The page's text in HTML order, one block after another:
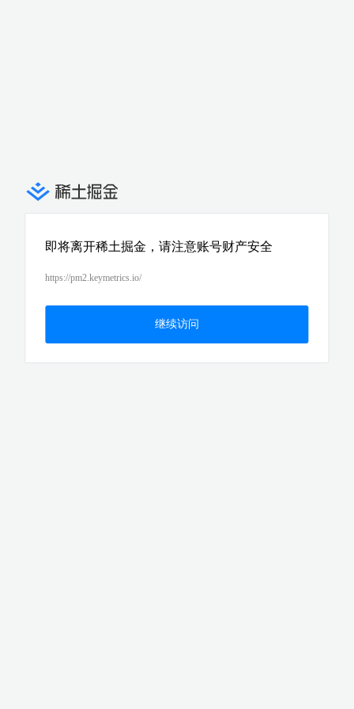
即将离开稀土掘金，请注意账号财产安全
https://pm2.keymetrics.io/
继续访问